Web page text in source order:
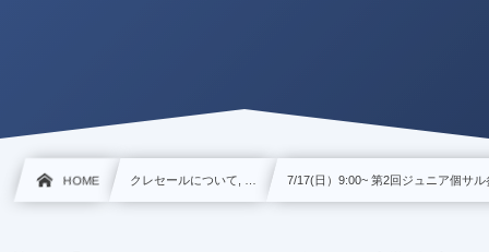
HOME クレセールについて, … 7/17(日）9:00~ 第2回ジュニア個サ